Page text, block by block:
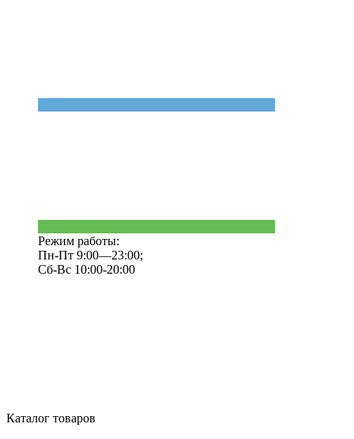
Режим работы:
Пн-Пт 9:00—23:00;
Сб-Вс 10:00-20:00
Каталог товаров